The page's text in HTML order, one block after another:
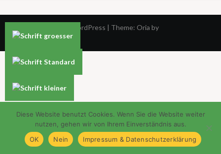
Proudly powered by WordPress | Theme: Oria by
JustFreeThemes.
Diese Website benutzt Cookies. Wenn Sie die Website weiter
nutzen, gehen wir von Ihrem Einverständnis aus.
OK
Nein Impressum & Datenschutzerklärung